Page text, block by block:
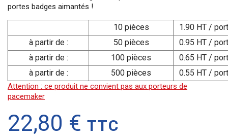
portes badges aimantés !
10 pièces
1.90 HT /
à partir de :
50 pièces
0.95 HT /
à partir de :
100 pièces
0.65 HT /
à partir de :
500 pièces 0.55 HT /
Attention : ce produit ne convient pas aux porteurs de
pacemaker
22,80 € TTC